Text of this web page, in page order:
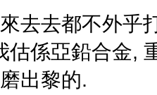
去去都不外乎
估係亞鉛合金,
出黎的.